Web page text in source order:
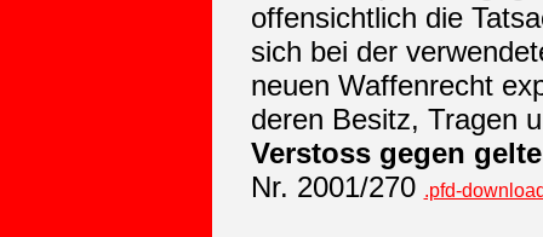
offensichtlich die
sich bei der
neuen Waffenrecht
deren Besitz, Tragen
Verstoss gegen
Nr. 2001/270 .pfd-